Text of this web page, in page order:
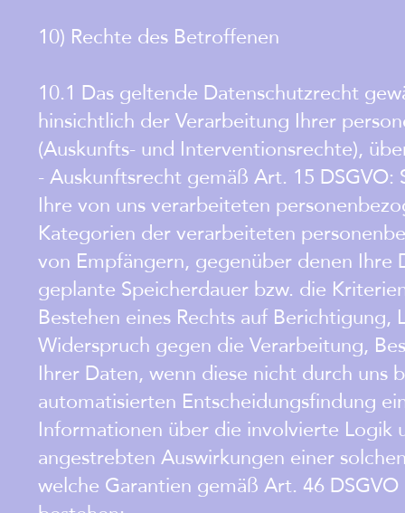
10) Rechte des Betroffenen
10.1 Das geltende Datenschutzrecht
hinsichtlich der Verarbeitung Ihrer
(Auskunfts- und Interventionsrechte),
- Auskunftsrecht gemäß Art. 15
Ihre von uns verarbeiteten
Kategorien der verarbeiteten
von Empfängern, gegenüber denen
geplante Speicherdauer bzw. die
Bestehen eines Rechts auf
Widerspruch gegen die Verarbeitung,
Ihrer Daten, wenn diese nicht durch uns
automatisierten Entscheidungsfindung
Informationen über die involvierte
angestrebten Auswirkungen einer
welche Garantien gemäß Art. 46